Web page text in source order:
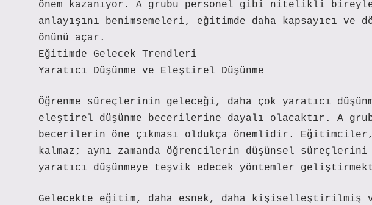
önem kazanıyor. A grubu personel gibi nitelikli
anlayışını benimsemeleri, eğitimde daha kapsayıcı ve
önünü açar.
Eğitimde Gelecek Trendleri
Yaratıcı Düşünme ve Eleştirel Düşünme
Öğrenme süreçlerinin geleceği, daha çok yaratıcı
eleştirel düşünme becerilerine dayalı olacaktır. A
becerilerin öne çıkması oldukça önemlidir.
kalmaz; aynı zamanda öğrencilerin düşünsel
yaratıcı düşünmeye teşvik edecek yöntemler
Gelecekte eğitim, daha esnek, daha kişiselleştirilmiş